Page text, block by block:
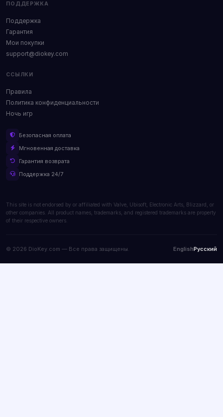
ПОДДЕРЖКА
Поддержка
Гарантия
Мои покупки
support@diokey.com
ССЫЛКИ
Правила
Политика конфиденциальности
Ночь игр
Безопасная оплата
Мгновенная доставка
Гарантия возврата
Поддержка 24/7
This site is not endorsed by or affiliated with Valve, Ubisoft, Electronic Arts, Blizzard, or
other companies. All product names, trademarks, and registered trademarks are property
of their respective owners.
© 2026 DioKey.com — Все права защищены. EnglishРусский